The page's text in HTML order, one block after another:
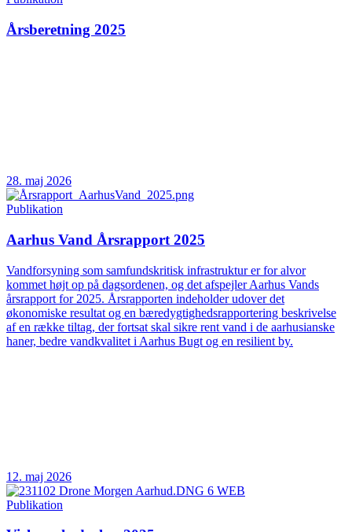
Årsberetning 2025
28. maj 2026
Publikation
Aarhus Vand Årsrapport 2025
Vandforsyning som samfundskritisk infrastruktur er for alvor
kommet højt op på dagsordenen, og det afspejler Aarhus Vands
årsrapport for 2025. Årsrapporten indeholder udover det
økonomiske resultat og en bæredygtighedsrapportering beskrivelse
af en række tiltag, der fortsat skal sikre rent vand i de aarhusianske
haner, bedre vandkvalitet i Aarhus Bugt og en resilient by.
12. maj 2026
Publikation